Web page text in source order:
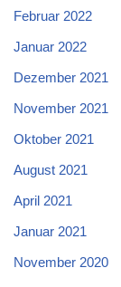
Februar 2022
Januar 2022
Dezember 2021
November 2021
Oktober 2021
August 2021
April 2021
Januar 2021
November 2020